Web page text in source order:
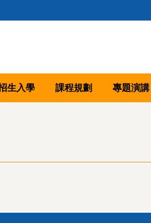
生入學 課程規劃 專題演講